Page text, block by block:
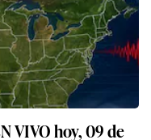
VIVO hoy, 09 de